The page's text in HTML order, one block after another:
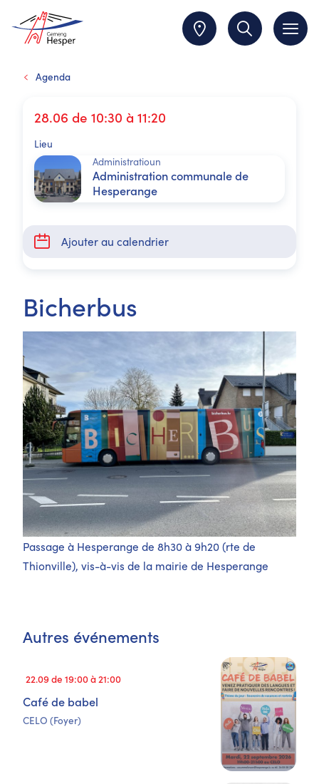
Agenda
28.06 de 10:30 à 11:20
Lieu
Administratioun
Administration communale de
Hesperange
Ajouter au calendrier
Bicherbus
Passage à Hesperange de 8h30 à 9h20 (rte de
Thionville), vis-à-vis de la mairie de Hesperange
Autres événements
22.09 de 19:00 à 21:00
Café de babel
CELO (Foyer)